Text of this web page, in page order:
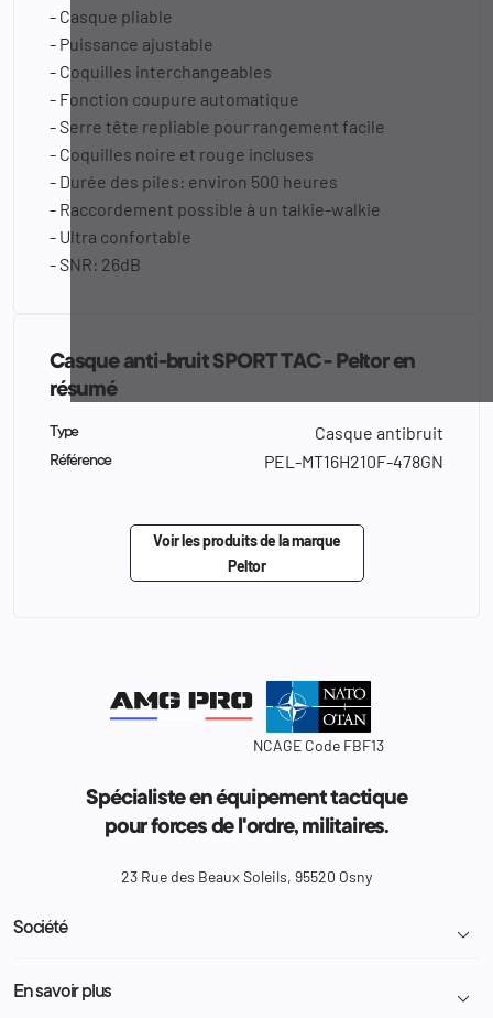
- Casque pliable
- Puissance ajustable
- Coquilles interchangeables
- Fonction coupure automatique
- Serre tête repliable pour rangement facile
- Coquilles noire et rouge incluses
- Durée des piles: environ 500 heures
- Raccordement possible à un talkie-walkie
- Ultra confortable
- SNR: 26dB
Casque anti-bruit SPORT TAC - Peltor en
résumé
Type Casque antibruit
Référence PEL-MT16H210F-478GN
Voir les produits de la marque
Peltor
NCAGE Code FBF13
Spécialiste en équipement tactique
pour forces de l'ordre, militaires.
23 Rue des Beaux Soleils, 95520 Osny
Société 
Livraison et retour colis
En savoir plus 